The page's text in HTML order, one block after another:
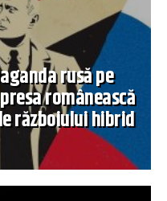
rusă pe
românească
războiului hibrid